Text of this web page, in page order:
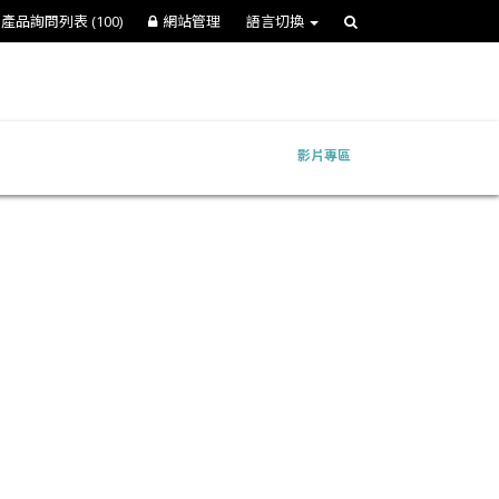
產品詢問列表(100) 網站管理 語言切換
影片專區